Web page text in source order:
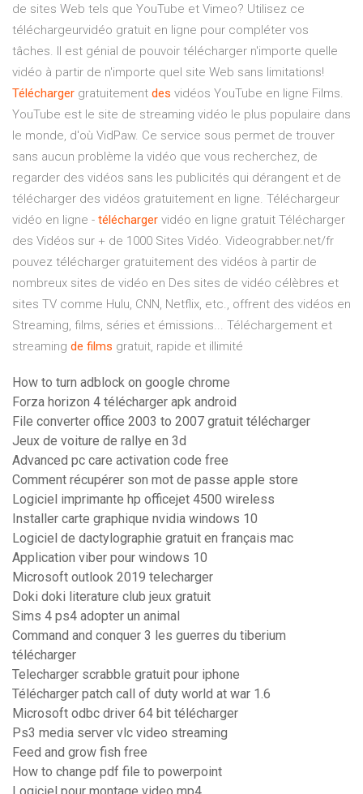
de sites Web tels que YouTube et Vimeo? Utilisez ce
téléchargeurvidéo gratuit en ligne pour compléter vos
tâches. Il est génial de pouvoir télécharger n'importe quelle
vidéo à partir de n'importe quel site Web sans limitations!
Télécharger gratuitement des vidéos YouTube en ligne Films.
YouTube est le site de streaming vidéo le plus populaire dans
le monde, d'où VidPaw. Ce service sous permet de trouver
sans aucun problème la vidéo que vous recherchez, de
regarder des vidéos sans les publicités qui dérangent et de
télécharger des vidéos gratuitement en ligne. Téléchargeur
vidéo en ligne - télécharger vidéo en ligne gratuit Télécharger
des Vidéos sur + de 1000 Sites Vidéo. Videograbber.net/fr
pouvez télécharger gratuitement des vidéos à partir de
nombreux sites de vidéo en Des sites de vidéo célèbres et
sites TV comme Hulu, CNN, Netflix, etc., offrent des vidéos en
Streaming, films, séries et émissions... Téléchargement et
streaming de films gratuit, rapide et illimité
How to turn adblock on google chrome
Forza horizon 4 télécharger apk android
File converter office 2003 to 2007 gratuit télécharger
Jeux de voiture de rallye en 3d
Advanced pc care activation code free
Comment récupérer son mot de passe apple store
Logiciel imprimante hp officejet 4500 wireless
Installer carte graphique nvidia windows 10
Logiciel de dactylographie gratuit en français mac
Application viber pour windows 10
Microsoft outlook 2019 telecharger
Doki doki literature club jeux gratuit
Sims 4 ps4 adopter un animal
Command and conquer 3 les guerres du tiberium
télécharger
Telecharger scrabble gratuit pour iphone
Télécharger patch call of duty world at war 1.6
Microsoft odbc driver 64 bit télécharger
Ps3 media server vlc video streaming
Feed and grow fish free
How to change pdf file to powerpoint